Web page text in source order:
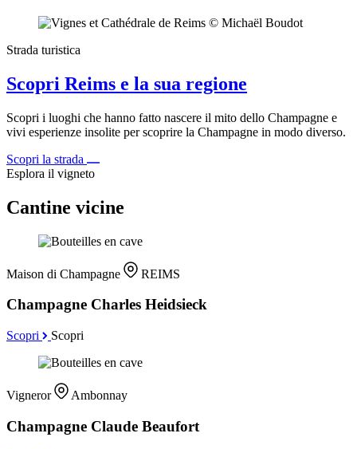
Strada turistica
Scopri Reims e la sua regione
Scopri i luoghi che hanno fatto nascere il mito dello Champagne e
vivi esperienze insolite per scoprire la Champagne in modo diverso.
Scopri la strada
Esplora il vigneto
Cantine vicine
Maison di Champagne REIMS
Champagne Charles Heidsieck
Scopri Scopri
Vigneror Ambonnay
Champagne Claude Beaufort